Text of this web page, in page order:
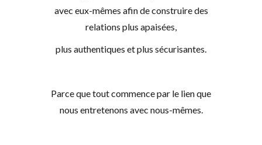
avec eux-mêmes afin de construire des
relations plus apaisées,
plus authentiques et plus sécurisantes.
Parce que tout commence par le lien que
nous entretenons avec nous-mêmes.